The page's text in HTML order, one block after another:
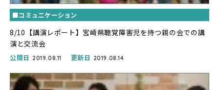
■コミュニケーション
8/10【講演レポート】宮崎県聴覚障害児を持つ親の会での講
演と交流会
公開日 2019.08.11 更新日 2019.08.14